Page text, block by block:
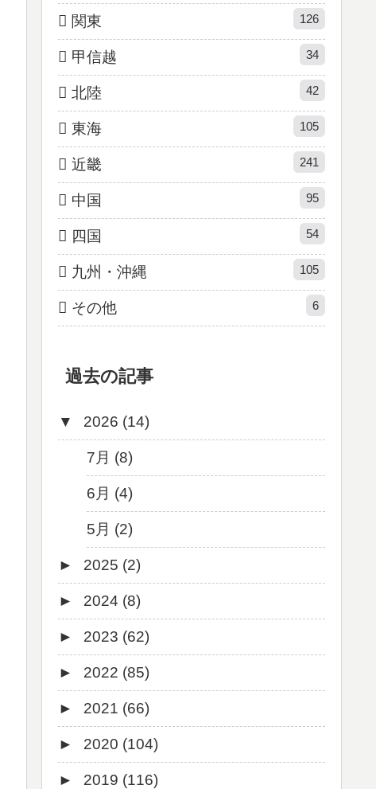
関東 126
甲信越 34
北陸 42
東海 105
近畿 241
中国 95
四国 54
九州・沖縄 105
その他 6
過去の記事
▼ 2026 (14)
7月 (8)
6月 (4)
5月 (2)
► 2025 (2)
12月 (1)
6月 (1)
► 2024 (8)
8月 (1)
7月 (1)
5月 (2)
4月 (3)
3月 (1)
► 2023 (62)
9月 (1)
8月 (1)
7月 (8)
6月 (5)
► 2022 (85)
12月 (3)
10月 (1)
9月 (4)
► 2021 (66)
12月 (4)
11月 (8)
► 2020 (104)
12月 (7)
► 2019 (116)